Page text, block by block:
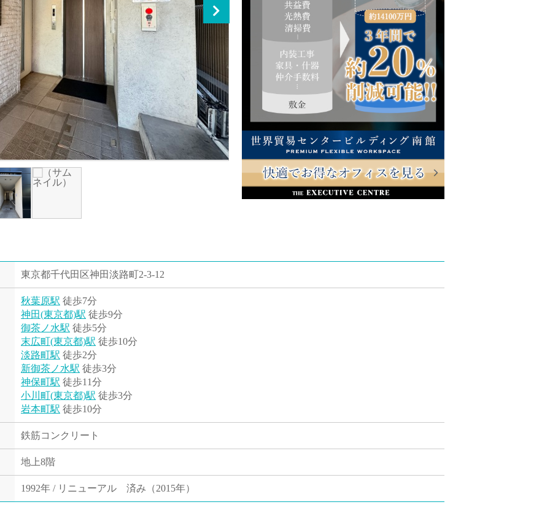
東京都千代田区神田淡路町2-3-12
秋葉原駅 徒歩7分
神田(東京都)駅 徒歩9分
御茶ノ水駅 徒歩5分
末広町(東京都)駅 徒歩10分
淡路町駅 徒歩2分
新御茶ノ水駅 徒歩3分
神保町駅 徒歩11分
小川町(東京都)駅 徒歩3分
岩本町駅 徒歩10分
鉄筋コンクリート
地上8階
1992年 / リニューアル 済み（2015年）